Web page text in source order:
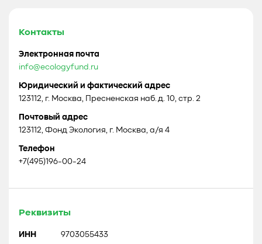
Контакты
Электронная почта
info@ecologyfund.ru
Юридический и фактический адрес
123112, г. Москва, Пресненская наб. д. 10, стр. 2
Почтовый адрес
123112, Фонд Экология, г. Москва, а/я 4
Телефон
+7(495)196-00-24
Реквизиты
ИНН 9703055433